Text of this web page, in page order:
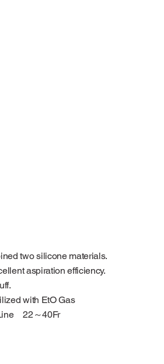
two silicone materials.
aspiration efficiency.
with EtO Gas
22～40Fr